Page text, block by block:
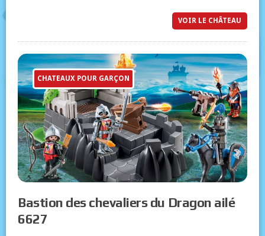
VOIR LE CHÂTEAU
CHATEAUX POUR GARÇON
Bastion des chevaliers du Dragon ailé
6627